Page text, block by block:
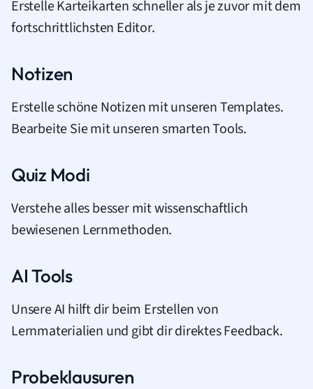
Erstelle Karteikarten schneller als je zuvor mit dem
fortschrittlichsten Editor.
Notizen
Erstelle schöne Notizen mit unseren Templates.
Bearbeite Sie mit unseren smarten Tools.
Quiz Modi
Verstehe alles besser mit wissenschaftlich
bewiesenen Lernmethoden.
AI Tools
Unsere AI hilft dir beim Erstellen von
Lernmaterialien und gibt dir direktes Feedback.
Probeklausuren